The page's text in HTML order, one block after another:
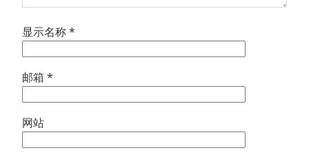
显示名称*
邮箱 *
网站